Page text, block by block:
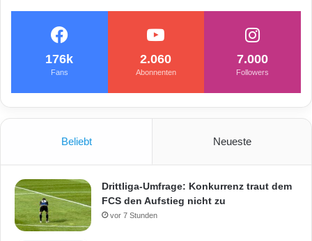
i
e
u
176k
Fans
2.060
Abonnenten
7.000
Followers
Beliebt Neueste
Drittliga-Umfrage: Konkurrenz traut dem
FCS den Aufstieg nicht zu
vor 7 Stunden